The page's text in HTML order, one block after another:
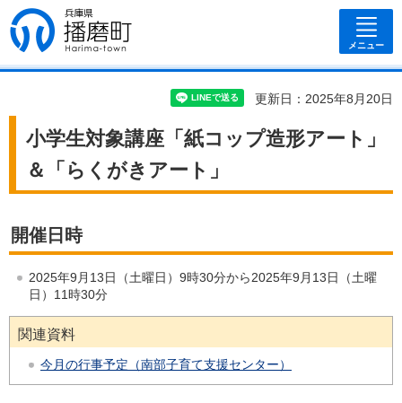
兵庫県 播磨
町
メニュー
更新日：2025年8月20日
小学生対象講座「紙コップ造形アート」
＆「らくがきアート」
開催日時
2025年9月13日（土曜日）9時30分から2025年9月13日（土曜
日）11時30分
関連資料
今月の行事予定（南部子育て支援センター）